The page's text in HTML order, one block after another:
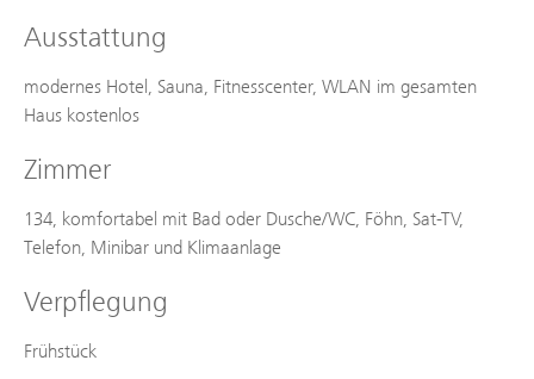
Ausstattung
modernes Hotel, Sauna, Fitnesscenter, WLAN im gesamten
Haus kostenlos
Zimmer
134, komfortabel mit Bad oder Dusche/WC, Föhn, Sat-TV,
Telefon, Minibar und Klimaanlage
Verpflegung
Frühstück